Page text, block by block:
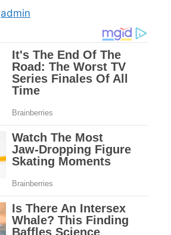
admin